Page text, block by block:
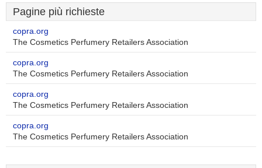
Pagine più richieste
copra.org
The Cosmetics Perfumery Retailers Association
copra.org
The Cosmetics Perfumery Retailers Association
copra.org
The Cosmetics Perfumery Retailers Association
copra.org
The Cosmetics Perfumery Retailers Association